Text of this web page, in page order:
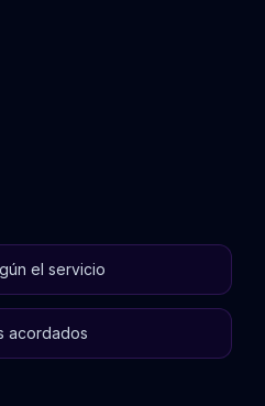
el servicio
acordados